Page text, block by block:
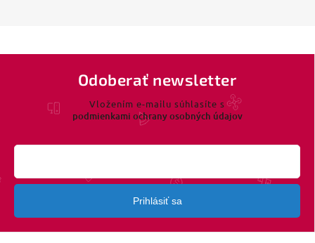
Odoberať newsletter
Vložením e-mailu súhlasíte s
podmienkami ochrany osobných údajov
Prihlásiť sa